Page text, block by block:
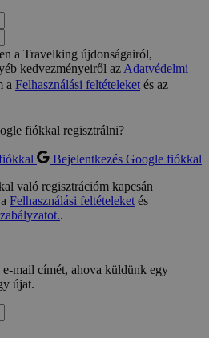
a Travelking újdonságairól,
kedvezményeiről azAdatvédelmi
a Felhasználási feltételeketés az
fiókkal regisztrálni?
Bejelentkezés Google fiókkal
való regisztrációm kapcsán
Felhasználási feltételeketés
.
mail címét, ahova küldünk egy
újat.